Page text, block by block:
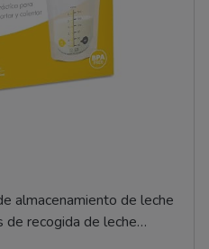
almacenamiento de leche
recogida de leche